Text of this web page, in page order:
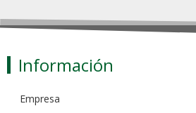
Información
Empresa